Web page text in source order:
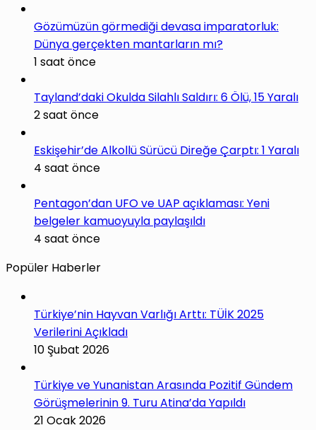
Gözümüzün görmediği devasa imparatorluk:
Dünya gerçekten mantarların mı?
1 saat önce
Tayland’daki Okulda Silahlı Saldırı: 6 Ölü, 15 Yaralı
2 saat önce
Eskişehir’de Alkollü Sürücü Direğe Çarptı: 1 Yaralı
4 saat önce
Pentagon’dan UFO ve UAP açıklaması: Yeni
belgeler kamuoyuyla paylaşıldı
4 saat önce
Popüler Haberler
Türkiye’nin Hayvan Varlığı Arttı: TÜİK 2025
Verilerini Açıkladı
10 Şubat 2026
Türkiye ve Yunanistan Arasında Pozitif Gündem
Görüşmelerinin 9. Turu Atina’da Yapıldı
21 Ocak 2026